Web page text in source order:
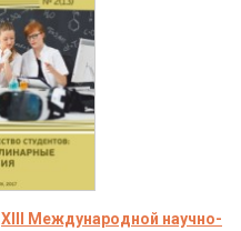
XIII Международной научно-